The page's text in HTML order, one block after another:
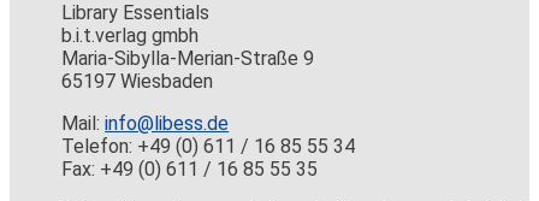
Library Essentials
b.i.t.verlag gmbh
Maria-Sibylla-Merian-Straße 9
65197 Wiesbaden
Mail:info@libess.de
Telefon: +49 (0) 611 / 16 85 55 34
Fax: +49 (0) 611 / 16 85 55 35